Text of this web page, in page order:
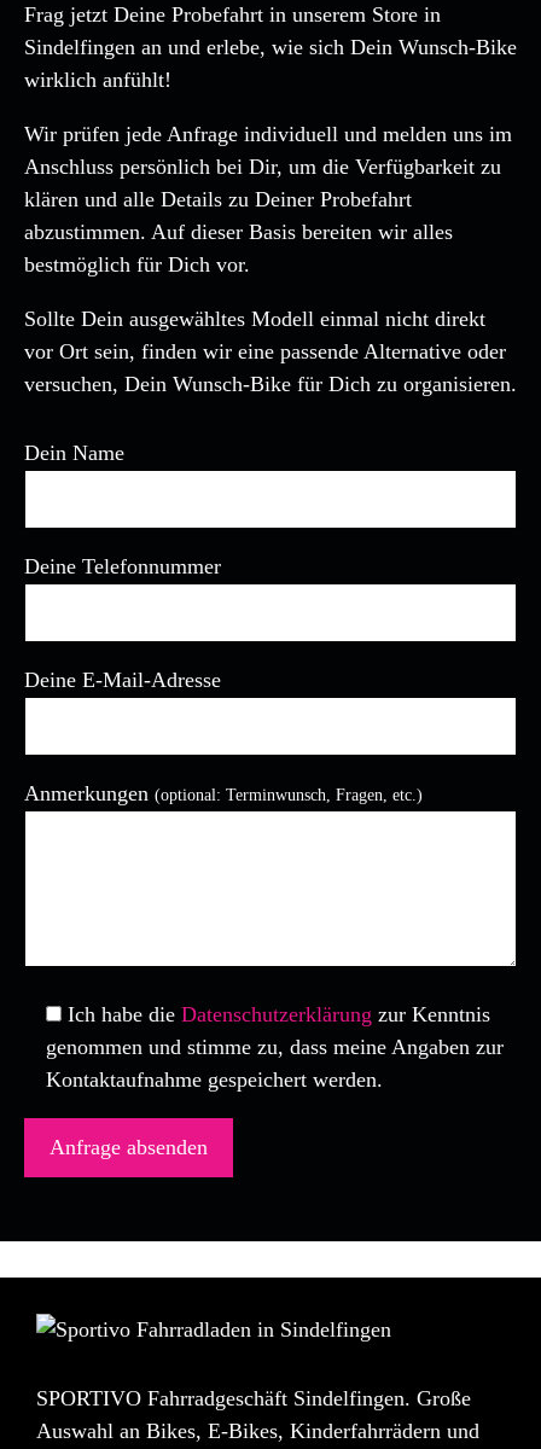
Frag jetzt Deine Probefahrt in unserem Store in
Sindelfingen an und erlebe, wie sich Dein Wunsch-Bike
wirklich anfühlt!
Wir prüfen jede Anfrage individuell und melden uns im
Anschluss persönlich bei Dir, um die Verfügbarkeit zu
klären und alle Details zu Deiner Probefahrt
abzustimmen. Auf dieser Basis bereiten wir alles
bestmöglich für Dich vor.
Sollte Dein ausgewähltes Modell einmal nicht direkt
vor Ort sein, finden wir eine passende Alternative oder
versuchen, Dein Wunsch-Bike für Dich zu organisieren.
Dein Name
Deine Telefonnummer
Deine E-Mail-Adresse
Bitte lasse dieses Feld leer.
Anmerkungen (optional: Terminwunsch, Fragen, etc.)
Ich habe die Datenschutzerklärung zur Kenntnis
genommen und stimme zu, dass meine Angaben zur
Kontaktaufnahme gespeichert werden.
SPORTIVO Fahrradgeschäft Sindelfingen. Große
Auswahl an Bikes, E-Bikes, Kinderfahrrädern und